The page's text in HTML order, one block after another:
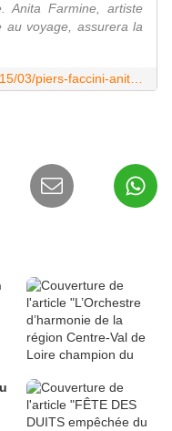
Anita Farmine, artiste
au voyage, assurera la